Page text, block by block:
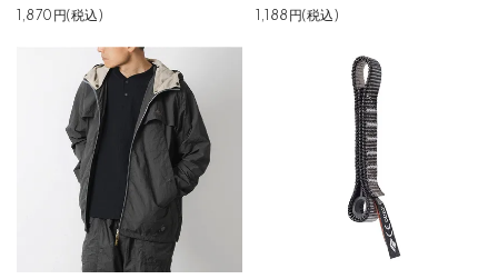
1,870円(税込)
1,188円(税込)